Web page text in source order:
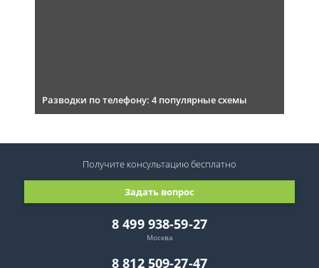
Разводки по телефону: 4 популярные схемы
8 499 938-59-27
Москва
8 812 509-27-47
Задать вопрос
Получите консультациюбесплатно